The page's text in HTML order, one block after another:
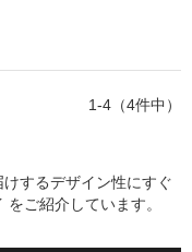
1-4（4件中）
するデザイン性にすぐ
をご紹介しています。